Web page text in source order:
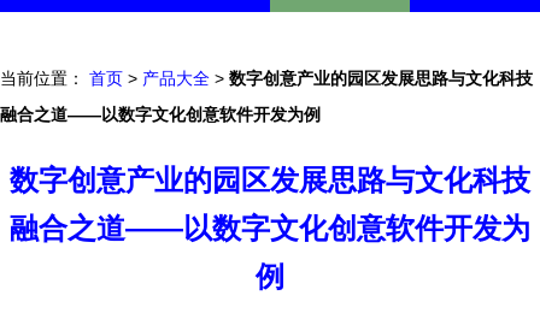
当前位置： 首页 > 产品大全 > 数字创意产业的园区发展思路与文化科技
融合之道——以数字文化创意软件开发为例
数字创意产业的园区发展思路与文化科技
融合之道——以数字文化创意软件开发为
例